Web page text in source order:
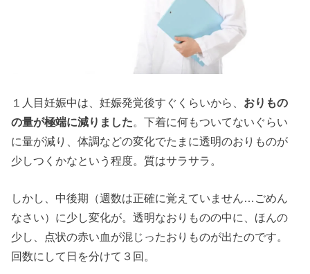
１人目妊娠中は、妊娠発覚後すぐくらいから、 おりもの
の量が極端に減りました 。下着に何もついてないぐらい
に量が減り、体調などの変化でたまに透明のおりものが
少しつくかなという程度。質はサラサラ。
しかし、中後期（週数は正確に覚えていません…ごめん
なさい）に少し変化が。透明なおりものの中に、ほんの
少し、点状の赤い血が混じったおりものが出たのです。
回数にして日を分けて３回。